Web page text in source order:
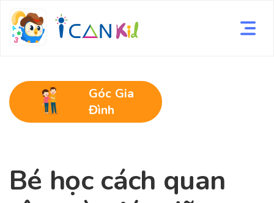
Góc Gia
Đình
Bé học cách quan